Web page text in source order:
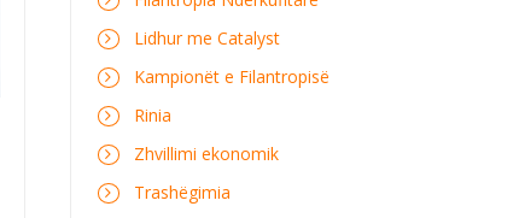
Lidhur me Catalyst
Kampionët e Filantropisë
Rinia
Zhvillimi ekonomik
Trashëgimia